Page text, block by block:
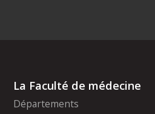
La Faculté de médecine
Départements